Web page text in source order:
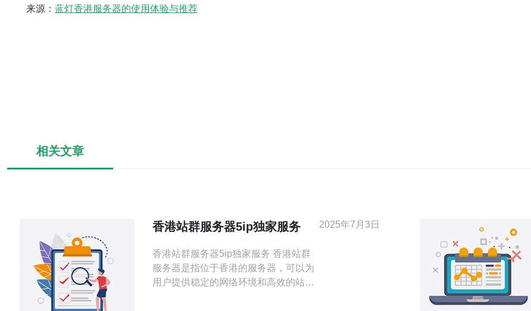
来源： 蓝灯香港服务器的使用体验与推荐
相关文章
香港站群服务器5ip独家服务
香港站群服务器5ip独家服务 香港站群
服务器是指位于香港的服务器，可以为
用户提供稳定的网络环境和高效的站群
2025年7月3日